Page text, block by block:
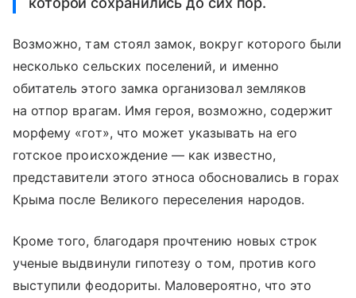
Возможно, там стоял замок, вокруг которого были
несколько сельских поселений, и именно
обитатель этого замка организовал земляков
на отпор врагам. Имя героя, возможно, содержит
морфему «гот», что может указывать на его
готское происхождение — как известно,
представители этого этноса обосновались в горах
Крыма после Великого переселения народов.
Кроме того, благодаря прочтению новых строк
ученые выдвинули гипотезу о том, против кого
выступили феодориты. Маловероятно, что это